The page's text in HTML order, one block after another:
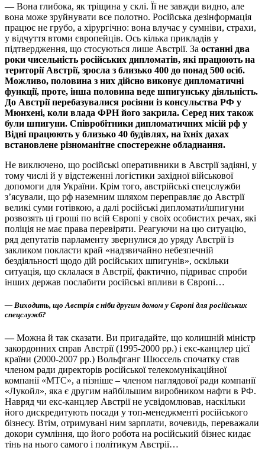
— Вона глибока, як тріщина у склі. Її не завжди видно, але
вона може зруйнувати все полотно. Російська дезінформація
працює не грубо, а хірургічно: вона влучає у сумніви, страхи,
у відчуття втоми європейців. Ось кілька прикладів у
підтвердження, що стосуються лише Австрії. За останні два
роки чисельність російських дипломатів, які працюють на
території Австрії, зросла з близько 400 до понад 500 осіб.
Можливо, половина з них дійсно виконує дипломатичні
функції, проте, інша половина веде шпигунську діяльність.
До Австрії перебазувалися росіяни із консульства РФ у
Мюнхені, коли влада ФРН його закрила. Серед них також
були шпигуни. Співробітники дипломатичних місій рф у
Відні працюють у близько 40 будівлях, на їхніх дахах
встановлене різноманітне спостережне обладнання.
Не виключено, що російські оперативники в Австрії задіяні, у
тому числі й у відстеженні логістики західної військової
допомоги для України. Крім того, австрійські спецслужби
з’ясували, що рф наземним шляхом переправляє до Австрії
великі суми готівкою, а далі російські дипломати/шпигуни
розвозять ці гроші по всій Європі у своїх особистих речах, які
поліція не має права перевіряти. Реагуючи на цю ситуацію,
ряд депутатів парламенту звернулися до уряду Австрії із
закликом покласти край «надзвичайно небезпечній
бездіяльності щодо дій російських шпигунів», оскільки
ситуація, що склалася в Австрії, фактично, підриває спроби
інших держав послабити російські впливи в Європі…
— Виходить, що Австрія є ніби другим домом у Європі для російських
спецслужб?
—Можна й так сказати. Ви пригадайте, що колишній міністр
закордонних справ Австрії (1995-2000 рр.) і екс-канцлер цієї
країни (2000-2007 рр.) Вольфганг Шюссель спочатку став
членом ради директорів російської телекомунікаційної
компанії «МТС», а пізніше – членом наглядової ради компанії
«Лукойл», яка є другим найбільшим виробником нафти в РФ.
Навряд чи екс-канцлер Австрії не усвідомлював, наскільки
його дискредитують посади у топ-менеджменті російського
бізнесу. Втім, отримувані ним зарплати, вочевидь, переважали
докори сумління, що його робота на російський бізнес кидає
тінь на нього самого і політикум Австрії…